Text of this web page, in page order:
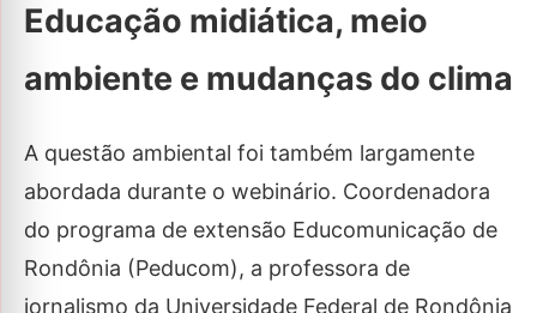
Educação midiática, meio
ambiente e mudanças do clima
A questão ambiental foi também largamente
abordada durante o webinário. Coordenadora
do programa de extensão Educomunicação de
Rondônia (Peducom), a professora de
jornalismo da Universidade Federal de Rondônia